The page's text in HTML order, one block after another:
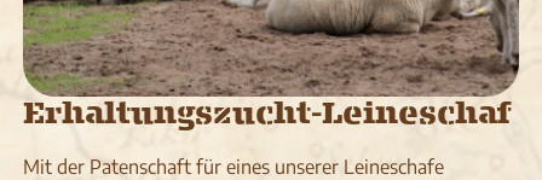
Erhaltungszucht-Leineschaf
Mit der Patenschaft für eines unserer Leineschafe